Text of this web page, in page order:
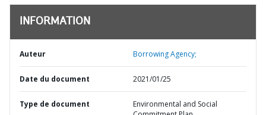
INFORMATION
Auteur Borrowing Agency;
Date du document 2021/01/25
Type de document
Environmental and Social